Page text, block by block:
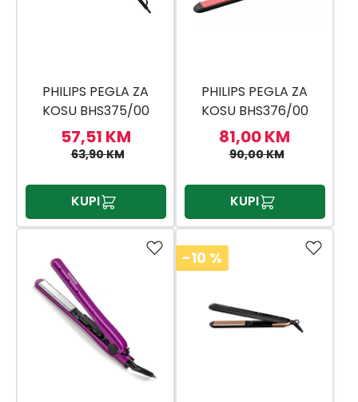
PHILIPS PEGLA ZA
KOSU BHS375/00
57,51 KM
63,90 KM
KUPI
PHILIPS PEGLA ZA
KOSU BHS376/00
81,00 KM
90,00 KM
KUPI
-10 %